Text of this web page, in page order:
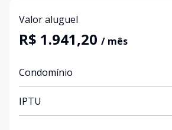
Valor aluguel
R$ 1.941,20 / mês
Condomínio
IPTU